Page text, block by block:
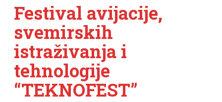
Festival avijacije,
svemirskih
istraživanja i
tehnologije
“TEKNOFEST”